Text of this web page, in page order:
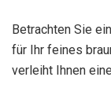
Betrachten Sie
für Ihr feines
verleiht Ihnen